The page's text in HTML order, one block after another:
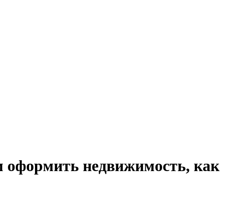
недвижимость, как